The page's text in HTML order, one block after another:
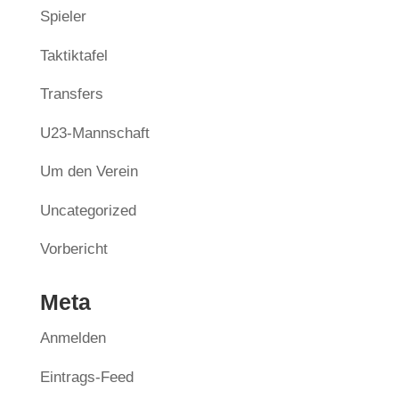
Spieler
Taktiktafel
Transfers
U23-Mannschaft
Um den Verein
Uncategorized
Vorbericht
Meta
Anmelden
Eintrags-Feed